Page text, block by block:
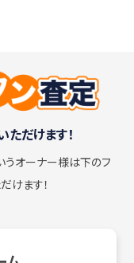
だけます！
うオーナー様は下のフ
けます！